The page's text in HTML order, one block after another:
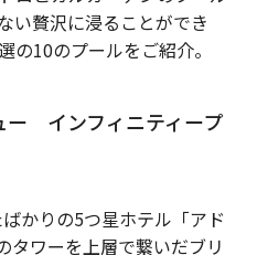
い贅沢に浸ることができ
の10のプールをご紹介。
ー インフィニティープ
かりの5つ星ホテル「アド
タワーを上層で繋いだブリ